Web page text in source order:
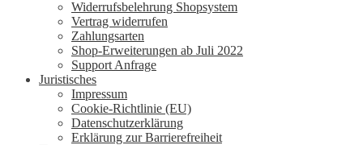
Widerrufsbelehrung Shopsystem
Vertrag widerrufen
Zahlungsarten
Shop-Erweiterungen ab Juli 2022
Support Anfrage
Juristisches
Impressum
Cookie-Richtlinie (EU)
Datenschutzerklärung
Erklärung zur Barrierefreiheit